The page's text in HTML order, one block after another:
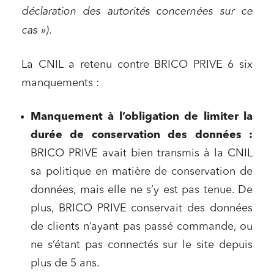
déclaration des autorités concernées sur ce
cas »).
La CNIL a retenu contre BRICO PRIVE 6 six
manquements :
Manquement à l’obligation de limiter la
durée de conservation des données :
BRICO PRIVE avait bien transmis à la CNIL
sa politique en matière de conservation de
données, mais elle ne s’y est pas tenue. De
plus, BRICO PRIVE conservait des données
de clients n’ayant pas passé commande, ou
ne s’étant pas connectés sur le site depuis
plus de 5 ans.